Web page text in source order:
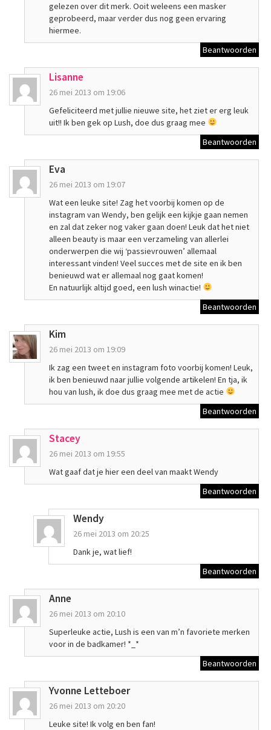
gelezen over dit merk. Ooit weleens een masker
geprobeerd, maar verder dus nog geen ervaring
hiermee.
Beantwoorden
Lisanne
26 mei 2013 om 19:06
Gefeliciteerd met jullie nieuwe site, het ziet er erg leuk
uit!! Ik ben gek op Lush, doe dus graag mee
Beantwoorden
Eva
26 mei 2013 om 19:07
Wat een leuke site! Zag het voorbij komen op de
instagram van Wendy, ben gelijk een kijkje gaan nemen
en zal dat zeker nog vaker gaan doen! Leuk dat het niet
alleen beauty is maar een verzameling van allerlei
onderwerpen die wij ‘passievrouwen’ allemaal
interessant vinden! Veel succes met de site en ik ben
benieuwd wat er allemaal nog gaat komen!
En natuurlijk altijd goed, een lush winactie!
Beantwoorden
Kim
26 mei 2013 om 19:09
Ik zag een tweet en instagram foto voorbij komen! Leuk,
ik ben benieuwd naar jullie volgende artikelen! En tja, ik
hou van lush, ik doe dus graag mee met de actie
Beantwoorden
Stacey
26 mei 2013 om 19:55
Wat gaaf dat je hier een deel van maakt Wendy
Beantwoorden
Wendy
26 mei 2013 om 20:25
Dank je, wat lief!
Beantwoorden
Anne
26 mei 2013 om 20:10
Superleuke actie, Lush is een van m’n favoriete merken
voor in de badkamer! *_*
Beantwoorden
Yvonne Letteboer
26 mei 2013 om 20:20
Leuke site! Ik volg en ben fan!